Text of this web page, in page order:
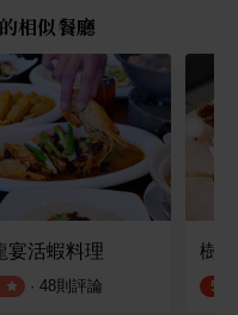
相似餐廳
宴活蝦料理
· 48則評論
樹
5.0